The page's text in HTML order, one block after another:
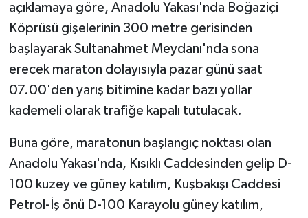
açıklamaya göre, Anadolu Yakası'nda Boğaziçi
Köprüsü gişelerinin 300 metre gerisinden
başlayarak Sultanahmet Meydanı'nda sona
erecek maraton dolayısıyla pazar günü saat
07.00'den yarış bitimine kadar bazı yollar
kademeli olarak trafiğe kapalı tutulacak.
Buna göre, maratonun başlangıç noktası olan
Anadolu Yakası'nda, Kısıklı Caddesinden gelip D-
100 kuzey ve güney katılım, Kuşbakışı Caddesi
Petrol-İş önü D-100 Karayolu güney katılım,